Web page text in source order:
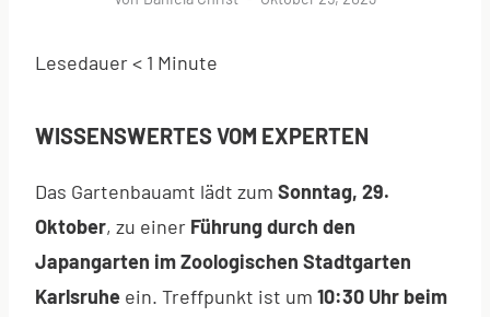
Lesedauer< 1 Minute
WISSENSWERTES VOM EXPERTEN
Das Gartenbauamt lädt zum Sonntag, 29.
Oktober, zu einer Führung durch den
Japangarten im Zoologischen Stadtgarten
Karlsruhe ein. Treffpunkt ist um 10:30 Uhr beim